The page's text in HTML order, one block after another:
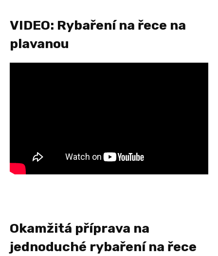
VIDEO: Rybaření na řece na
plavanou
Okamžitá příprava na
jednoduché rybaření na řece